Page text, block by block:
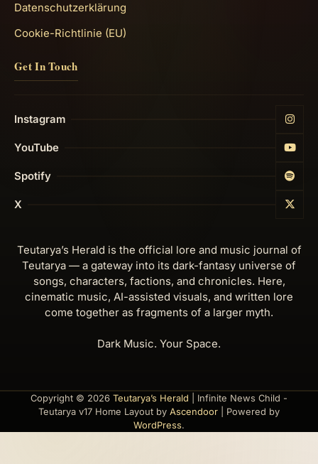
Datenschutzerklärung
Cookie-Richtlinie (EU)
Get In Touch
Instagram
YouTube
Spotify
X
Teutarya’s Herald is the official lore and music journal of
Teutarya — a gateway into its dark-fantasy universe of
songs, characters, factions, and chronicles. Here,
cinematic music, AI-assisted visuals, and written lore
come together as fragments of a larger myth.
Dark Music. Your Space.
Copyright © 2026 Teutarya’s Herald | Infinite News Child -
Teutarya v17 Home Layout by Ascendoor | Powered by
WordPress.